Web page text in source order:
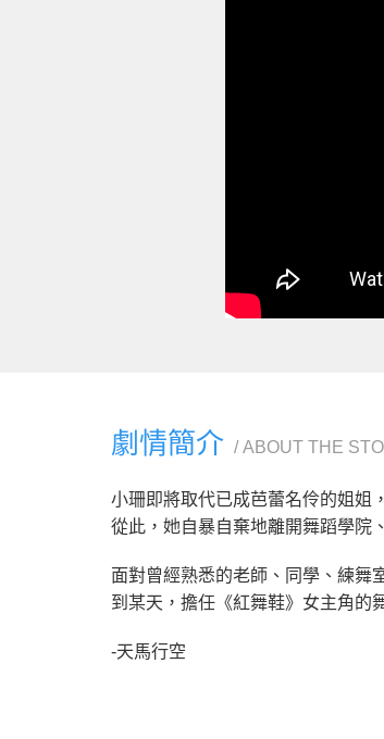
劇情簡介 ABOUT THE
小珊即將取代已成芭蕾名伶的姐姐
從此，她自暴自棄地離開舞蹈學院
面對曾經熟悉的老師、同學、練舞
到某天，擔任《紅舞鞋》女主角的
-天馬行空